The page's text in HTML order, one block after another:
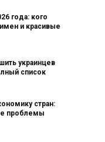
года: кого
и красивые
украинцев
список
стран:
проблемы